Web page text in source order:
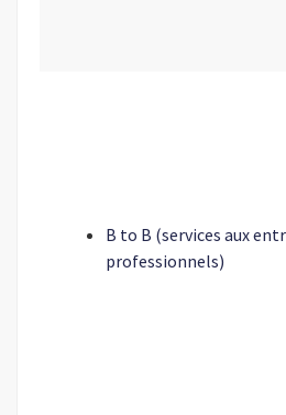
B to B (services aux
professionnels)